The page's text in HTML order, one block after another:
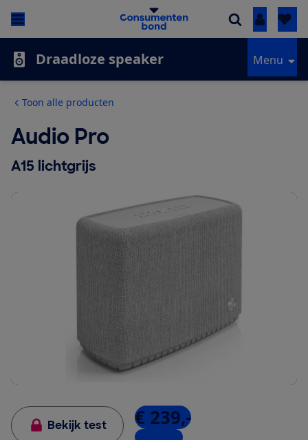
Inloggen
Draadloze speaker Menu
Toon alle producten
Audio Pro
A15 lichtgrijs
Bekijk test € 239,-